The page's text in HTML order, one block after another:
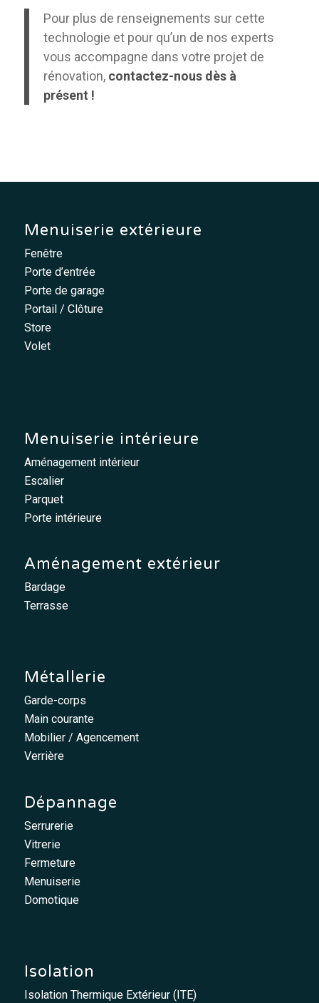
Pour plus de renseignements sur cette
technologie et pour qu’un de nos experts
vous accompagne dans votre projet de
rénovation, contactez-nous dès à
présent !
Menuiserie extérieure
Fenêtre
Porte d’entrée
Porte de garage
Portail / Clôture
Store
Volet
Menuiserie intérieure
Aménagement intérieur
Escalier
Parquet
Porte intérieure
Aménagement extérieur
Bardage
Terrasse
Métallerie
Garde-corps
Main courante
Mobilier / Agencement
Verrière
Dépannage
Serrurerie
Vitrerie
Fermeture
Menuiserie
Domotique
Isolation
Isolation Thermique Extérieur (ITE)